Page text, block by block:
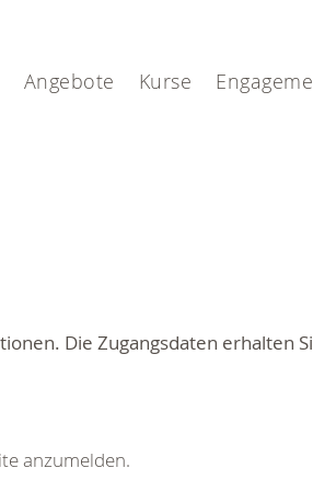
Angebote Kurse
Die Zugangsdaten erhalten
anzumelden.